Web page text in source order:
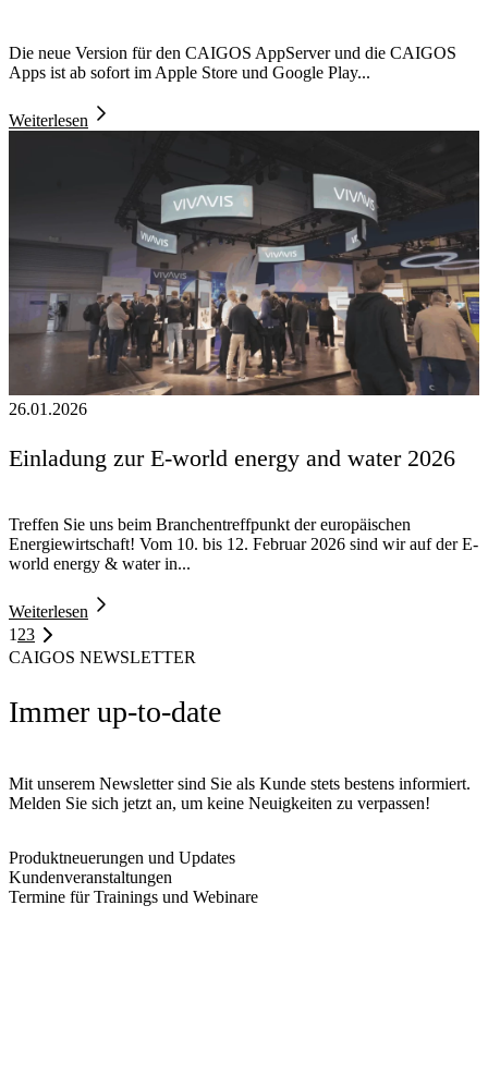
Die neue Version für den CAIGOS AppServer und die CAIGOS
Apps ist ab sofort im Apple Store und Google Play...
Weiterlesen
26.01.2026
Einladung zur E-world energy and water 2026
Treffen Sie uns beim Branchentreffpunkt der europäischen
Energiewirtschaft! Vom 10. bis 12. Februar 2026 sind wir auf der E-
world energy & water in...
Weiterlesen
1 23
CAIGOS NEWSLETTER
Immer up-to-date
Mit unserem Newsletter sind Sie als Kunde stets bestens informiert.
Melden Sie sich jetzt an, um keine Neuigkeiten zu verpassen!
Produktneuerungen und Updates
Kundenveranstaltungen
Termine für Trainings und Webinare